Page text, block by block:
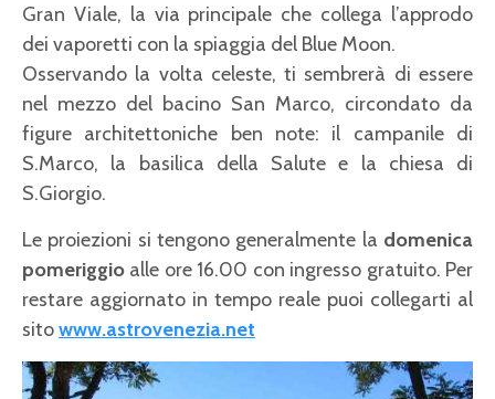
Gran Viale, la via principale che collega l’approdo
dei vaporetti con la spiaggia del Blue Moon.
Osservando la volta celeste, ti sembrerà di essere
nel mezzo del bacino San Marco, circondato da
figure architettoniche ben note: il campanile di
S.Marco, la basilica della Salute e la chiesa di
S.Giorgio.
Le proiezioni si tengono generalmente la domenica
pomeriggio alle ore 16.00 con ingresso gratuito. Per
restare aggiornato in tempo reale puoi collegarti al
sitowww.astrovenezia.net